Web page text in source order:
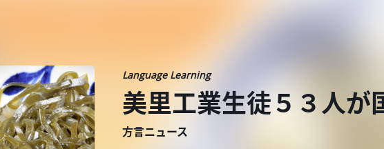
Language Learning
美里工業生徒５３人が
方言ニュース